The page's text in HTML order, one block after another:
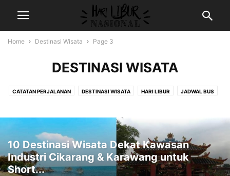
Home Destinasi Wisata Page 3
DESTINASI WISATA
CATATAN PERJALANAN DESTINASI WISATA HARI LIBUR JADWAL BUS
WISATA FAUNA WISATA RELIGI
10 Destinasi Wisata Dekat Kawasan
Industri Cikarang & Karawang untuk
Short...